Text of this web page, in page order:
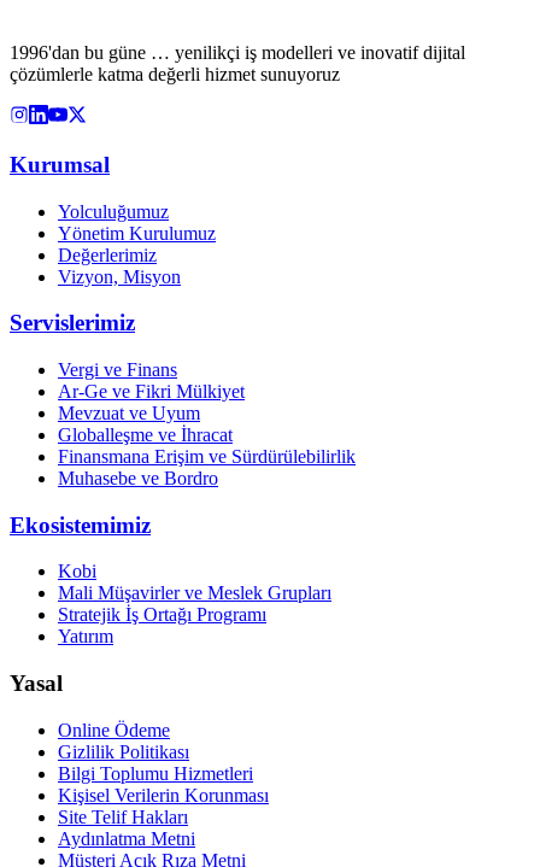
1996'dan bu güne … yenilikçi iş modelleri ve inovatif dijital
çözümlerle katma değerli hizmet sunuyoruz
Kurumsal
Yolculuğumuz
Yönetim Kurulumuz
Değerlerimiz
Vizyon, Misyon
Servislerimiz
Vergi ve Finans
Ar-Ge ve Fikri Mülkiyet
Mevzuat ve Uyum
Globalleşme ve İhracat
Finansmana Erişim ve Sürdürülebilirlik
Muhasebe ve Bordro
Ekosistemimiz
Kobi
Mali Müşavirler ve Meslek Grupları
Stratejik İş Ortağı Programı
Yatırım
Yasal
Online Ödeme
Gizlilik Politikası
Bilgi Toplumu Hizmetleri
Kişisel Verilerin Korunması
Site Telif Hakları
Aydınlatma Metni
Müşteri Açık Rıza Metni